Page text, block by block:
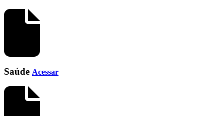
Saúde Acessar